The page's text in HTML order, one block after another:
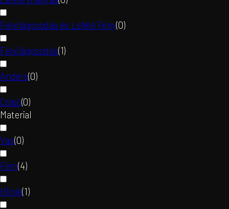
Felvilágosodás és Lefelé Fény(0)
Felvilágosodás(1)
Anders(0)
Csípő(0)
Material
Vas(0)
Fém(4)
Hliník(1)